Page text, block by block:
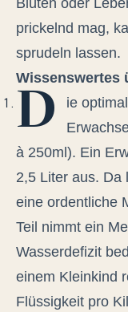
Blüten oder
prickelnd mag,
sprudeln lassen.
Wissenswertes
D
ie
à 250ml). Ein
2,5 Liter aus. Da
eine ordentliche
Teil nimmt ein
Wasserdefizit
einem Kleinkind
Flüssigkeit pro